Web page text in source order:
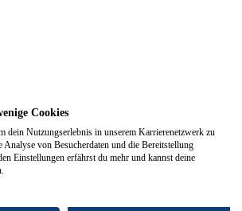
in (m/w/d)
Cookies
dein Nutzungserlebnis in unserem Karrierenetzwerk zu
Analyse von Besucherdaten und die Bereitstellung
Einstellungen erfährst du mehr und kannst deine